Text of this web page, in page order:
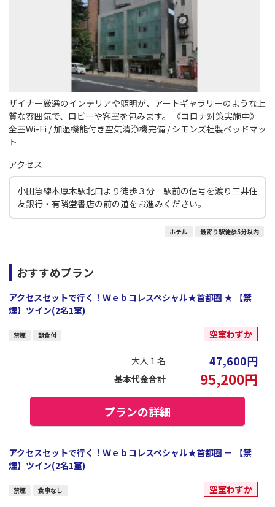
ザイナー厳選のインテリアや照明が、アートギャラリーのような上
質な雰囲気で、ロビーや客室を包みます。 《コロナ対策実施中》
全室Wi-Fi / 加湿機能付き空気清浄機完備 / シモンズ社製ベッドマッ
ト
アクセス
小田急線本厚木駅北口より徒歩３分 駅前の信号を渡り三井住
友銀行・有隣堂書店の前の道をお進みください。
ホテル 最寄り駅徒歩5分以内
おすすめプラン
アクセスセットで行く！Ｗｅｂコレスペシャル★首都圏 ★ 【禁
煙】ツイン(2名1室)
禁煙 朝食付 空室わずか
大人１名 47,600円
基本代金合計 95,200円
プランの詳細
アクセスセットで行く！Ｗｅｂコレスペシャル★首都圏 － 【禁
煙】ツイン(2名1室)
禁煙 食事なし 空室わずか